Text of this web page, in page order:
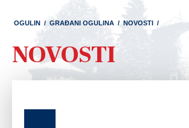
OGULIN / GRAĐANI OGULINA / NOVOSTI /
NOVOSTI